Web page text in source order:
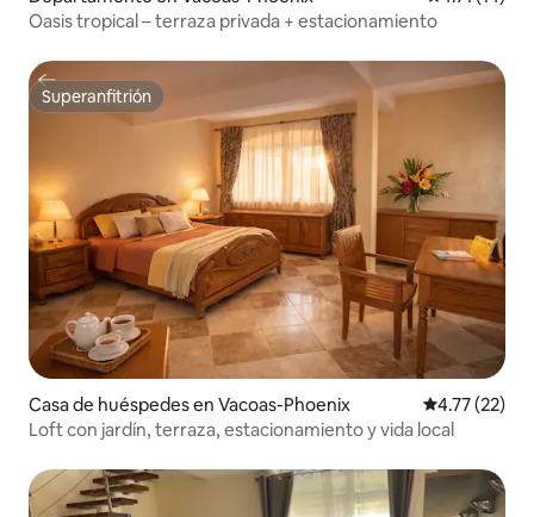
Oasis tropical – terraza privada + estacionamiento
Superanfitrión
Superanfitrión
Casa de huéspedes en Vacoas-Phoenix Calificación
4.77 (22)
Loft con jardín, terraza, estacionamiento y vida local